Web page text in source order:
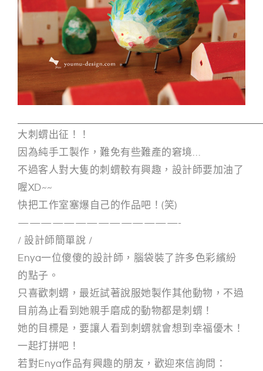
s
i
g
n
大刺蝟出征！！
因為純手工製作，難免有些難產的窘境…
不過客人對大隻的刺蝟較有興趣，設計師要加油了
喔XD~~
快把工作室塞爆自己的作品吧！(笑)
——————————————-
/ 設計師簡單說 /
Enya一位傻傻的設計師，腦袋裝了許多色彩繽紛
的點子。
只喜歡刺蝟，最近試著說服她製作其他動物，不過
目前為止看到她親手磨成的動物都是刺蝟！
她的目標是，要讓人看到刺蝟就會想到幸福優木！
一起打拼吧！
若對Enya作品有興趣的朋友，歡迎來信詢問：